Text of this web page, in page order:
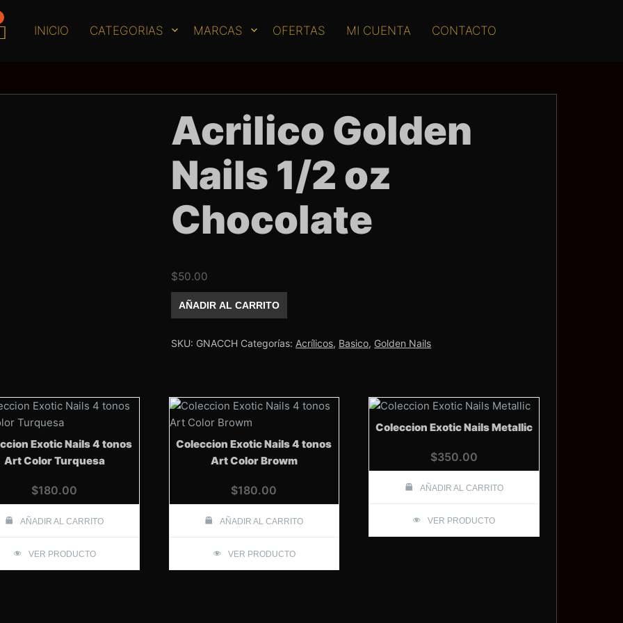
INICIO CATEGORIAS MARCAS OFERTAS MI CUENTA CONTACTO
Acrilico Golden
Nails 1/2 oz
Chocolate
$50.00
Golden
Nails
oz
AÑADIR AL CARRITO
SKU: GNACCH Categorías: Acrílicos, Basico, Golden Nails
Exotic Nails 4 tonos
Art Color Turquesa
$180.00
AÑADIR AL CARRITO
VER PRODUCTO
Coleccion Exotic Nails 4 tonos
Art Color Browm
$180.00
AÑADIR AL CARRITO
VER PRODUCTO
Coleccion Exotic Nails Metallic
$350.00
AÑADIR AL CARRITO
VER PRODUCTO